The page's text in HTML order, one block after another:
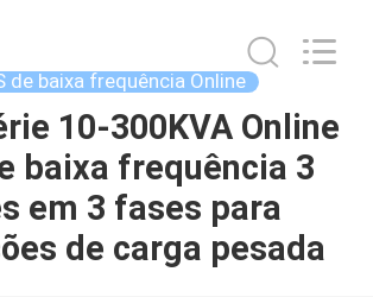
de baixa frequência Online
10-300KVA Online
baixa frequência 3
em 3 fases para
de carga pesada